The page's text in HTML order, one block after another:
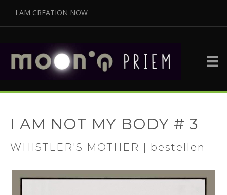
I AM CREATION NOW
I AM NOT MY BODY # 3
WHISTLER'S MOTHER | bestellen